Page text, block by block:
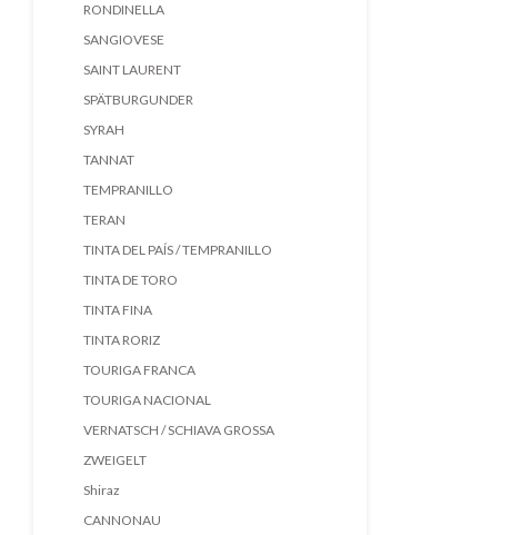
RONDINELLA
SANGIOVESE
SAINT LAURENT
SPÄTBURGUNDER
SYRAH
TANNAT
TEMPRANILLO
TERAN
TINTA DEL PAÍS / TEMPRANILLO
TINTA DE TORO
TINTA FINA
TINTA RORIZ
TOURIGA FRANCA
TOURIGA NACIONAL
VERNATSCH / SCHIAVA GROSSA
ZWEIGELT
Shiraz
CANNONAU